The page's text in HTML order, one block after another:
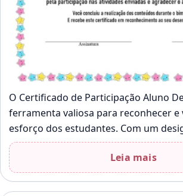
O Certificado de Participação Aluno
ferramenta valiosa para reconhecer e
esforço dos estudantes. Com um
pode ser impresso e personalizado,…
Leia mais